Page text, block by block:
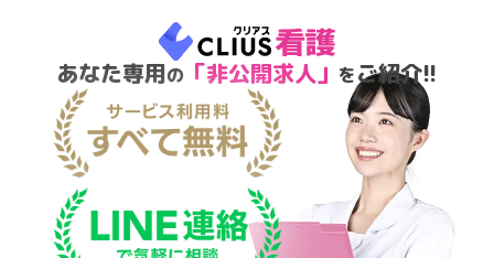
あなた専用の 「非公開求人」 をご紹介!!